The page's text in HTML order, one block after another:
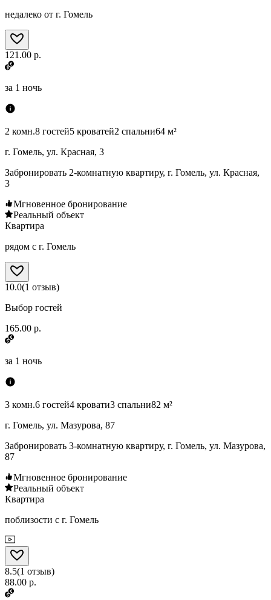
недалеко от г. Гомель
121.00 р.
за 1 ночь
2 комн.8 гостей5 кроватей2 спальни64 м²
г. Гомель, ул. Красная, 3
Забронировать 2-комнатную квартиру, г. Гомель, ул. Красная,
3
Мгновенное бронирование
Реальный объект
Квартира
рядом с г. Гомель
10.0(1 отзыв)
Выбор гостей
165.00 р.
за 1 ночь
3 комн.6 гостей4 кровати3 спальни82 м²
г. Гомель, ул. Мазурова, 87
Забронировать 3-комнатную квартиру, г. Гомель, ул. Мазурова,
87
Мгновенное бронирование
Реальный объект
Квартира
поблизости с г. Гомель
8.5(1 отзыв)
88.00 р.